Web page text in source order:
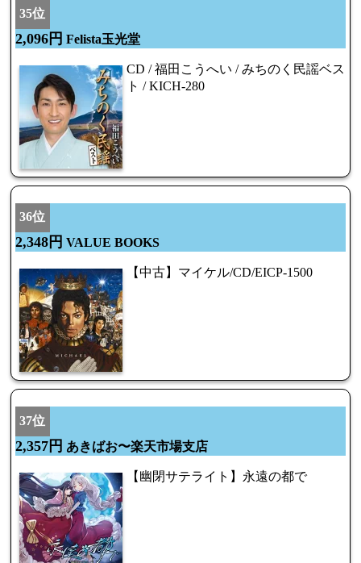
35位
2,096円 Felista玉光堂
CD / 福田こうへい / みちのく民謡ベス
ト / KICH-280
36位
2,348円 VALUE BOOKS
【中古】マイケル/CD/EICP-1500
37位
2,357円 あきばお〜楽天市場支店
【幽閉サテライト】永遠の都で